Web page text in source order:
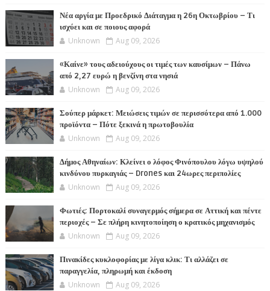
Νέα αργία με Προεδρικό Διάταγμα η 26η Οκτωβρίου – Τι
ισχύει και σε ποιους αφορά
Unknown Aug 09, 2026
«Καίνε» τους αδειούχους οι τιμές των καυσίμων – Πάνω
από 2,27 ευρώ η βενζίνη στα νησιά
Unknown Aug 09, 2026
Σούπερ μάρκετ: Μειώσεις τιμών σε περισσότερα από 1.000
προϊόντα – Πότε ξεκινά η πρωτοβουλία
Unknown Aug 09, 2026
Δήμος Αθηναίων: Κλείνει ο λόφος Φινόπουλου λόγω υψηλού
κινδύνου πυρκαγιάς – Drones και 24ωρες περιπολίες
Unknown Aug 09, 2026
Φωτιές: Πορτοκαλί συναγερμός σήμερα σε Αττική και πέντε
περιοχές – Σε πλήρη κινητοποίηση ο κρατικός μηχανισμός
Unknown Aug 09, 2026
Πινακίδες κυκλοφορίας με λίγα κλικ: Τι αλλάζει σε
παραγγελία, πληρωμή και έκδοση
Unknown Aug 09, 2026